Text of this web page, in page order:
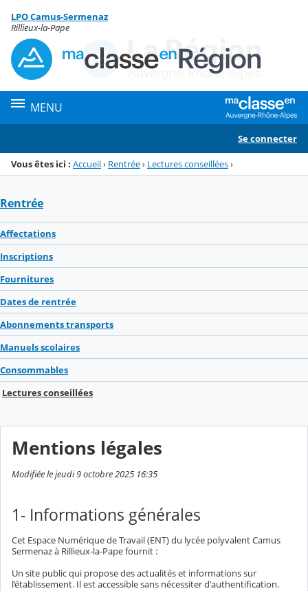
Menu de la rubrique
Contenu
LPO Camus-Sermenaz
Rillieux-la-Pape
MENU
Se connecter
Vous êtes ici : Accueil› Rentrée› Lectures conseillées›
Rentrée
Affectations
Inscriptions
Fournitures
Dates de rentrée
Abonnements transports
Manuels scolaires
Consommables
Lectures conseillées
Mentions légales
Modifiée le jeudi 9 octobre 2025 16:35
1- Informations générales
Cet Espace Numérique de Travail (ENT) du lycée polyvalent Camus
Sermenaz à Rillieux-la-Pape fournit :
Un site public qui propose des actualités et informations sur
l’établissement. Il est accessible sans nécessiter d'authentification.